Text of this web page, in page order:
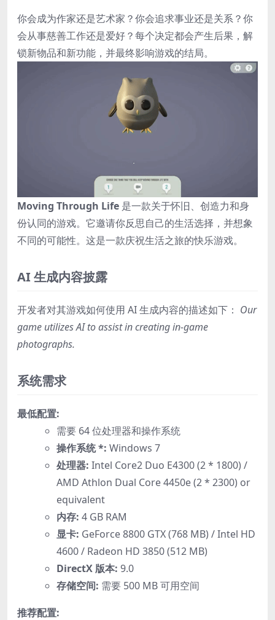
你会成为作家还是艺术家？你会追求事业还是关系？你
会从事慈善工作还是爱好？每个决定都会产生后果，解
锁新物品和新功能，并最终影响游戏的结局。
Moving Through Life 是一款关于怀旧、创造力和身
份认同的游戏。它邀请你反思自己的生活选择，并想象
不同的可能性。这是一款庆祝生活之旅的快乐游戏。
AI 生成内容披露
开发者对其游戏如何使用 AI 生成内容的描述如下： Our
game utilizes AI to assist in creating in-game
photographs.
系统需求
最低配置:
需要 64 位处理器和操作系统
操作系统 *: Windows 7
处理器: Intel Core2 Duo E4300 (2 * 1800) /
AMD Athlon Dual Core 4450e (2 * 2300) or
equivalent
内存: 4 GB RAM
显卡: GeForce 8800 GTX (768 MB) / Intel HD
4600 / Radeon HD 3850 (512 MB)
DirectX 版本: 9.0
存储空间: 需要 500 MB 可用空间
推荐配置: